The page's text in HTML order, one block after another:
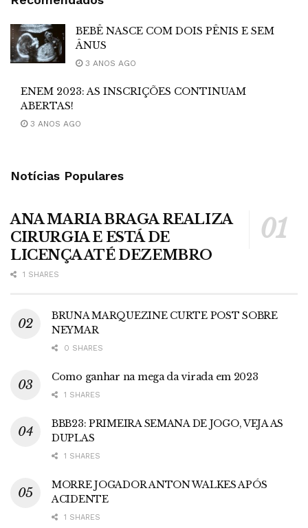
BEBÊ NASCE COM DOIS PÊNIS E SEM
ÂNUS
3 ANOS AGO
ENEM 2023: AS INSCRIÇÕES CONTINUAM
ABERTAS!
3 ANOS AGO
Notícias Populares
ANA MARIA BRAGA REALIZA
CIRURGIA E ESTÁ DE
LICENÇA ATÉ DEZEMBRO
1 SHARES
BRUNA MARQUEZINE CURTE POST SOBRE
NEYMAR
0 SHARES
Como ganhar na mega da virada em 2023
1 SHARES
BBB23: PRIMEIRA SEMANA DE JOGO, VEJA AS
DUPLAS
1 SHARES
MORRE JOGADOR ANTON WALKES APÓS
ACIDENTE
1 SHARES